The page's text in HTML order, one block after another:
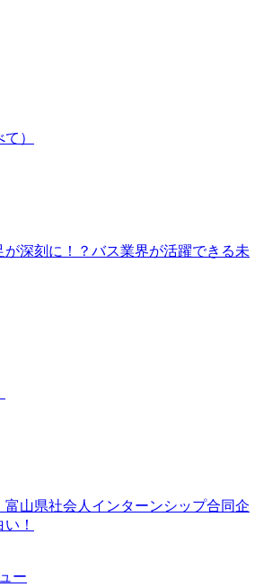
て）
が深刻に！？バス業界が活躍できる未
富山県社会人インターンシップ合同企
！
ー